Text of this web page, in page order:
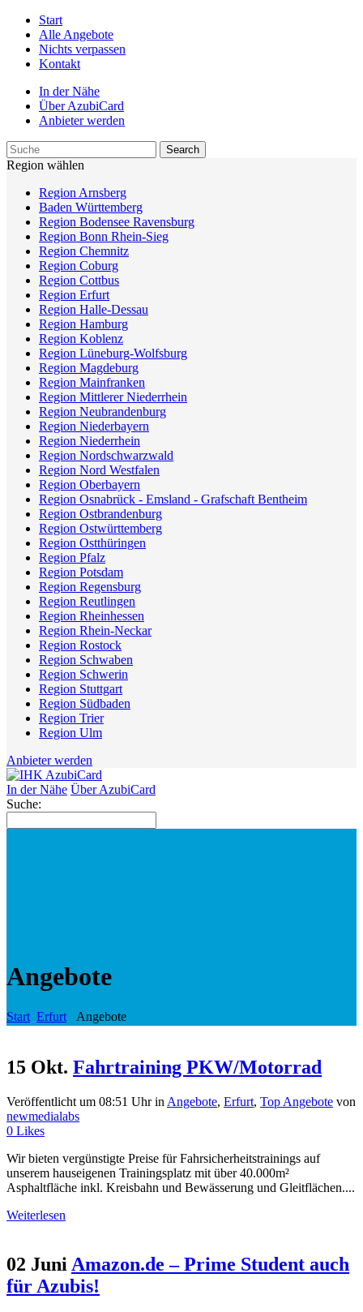
Start
Alle Angebote
Nichts verpassen
Kontakt
In der Nähe
Über AzubiCard
Anbieter werden
Region wählen
Region Arnsberg
Baden Württemberg
Region Bodensee Ravensburg
Region Bonn Rhein-Sieg
Region Chemnitz
Region Coburg
Region Cottbus
Region Erfurt
Region Halle-Dessau
Region Hamburg
Region Koblenz
Region Lüneburg-Wolfsburg
Region Magdeburg
Region Mainfranken
Region Mittlerer Niederrhein
Region Neubrandenburg
Region Niederbayern
Region Niederrhein
Region Nordschwarzwald
Region Nord Westfalen
Region Oberbayern
Region Osnabrück - Emsland - Grafschaft Bentheim
Region Ostbrandenburg
Region Ostwürttemberg
Region Ostthüringen
Region Pfalz
Region Potsdam
Region Regensburg
Region Reutlingen
Region Rheinhessen
Region Rhein-Neckar
Region Rostock
Region Schwaben
Region Schwerin
Region Stuttgart
Region Südbaden
Region Trier
Region Ulm
Anbieter werden
In der Nähe Über AzubiCard
Suche:
Angebote
Start Erfurt Angebote
15 Okt. Fahrtraining PKW/Motorrad
Veröffentlicht um 08:51 Uhrin Angebote, Erfurt, Top Angebote von
newmedialabs
0 Likes
Wir bieten vergünstigte Preise für Fahrsicherheitstrainings auf
unserem hauseigenen Trainingsplatz mit über 40.000m²
Asphaltfläche inkl. Kreisbahn und Bewässerung und Gleitflächen....
Weiterlesen
02 Juni Amazon.de – Prime Student auch
für Azubis!